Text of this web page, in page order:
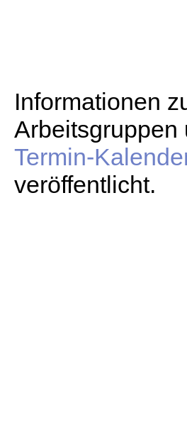
Informationen
Arbeitsgruppen
Termin-
veröffentlicht.